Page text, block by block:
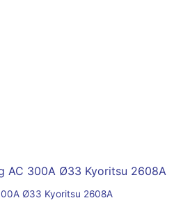
Ø33 Kyoritsu 2608A